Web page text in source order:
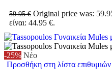
59.95€ Original price was:
είναι: 44.95 €.
-25% Νέο
Προσθήκη στη λίστα επιθυμιών